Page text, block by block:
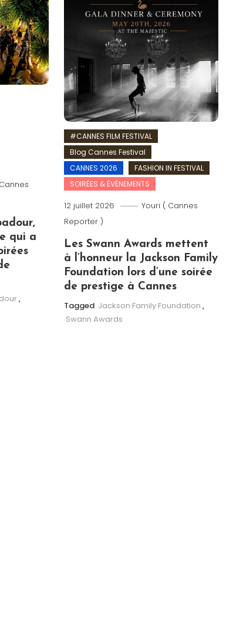
qui a
,
#CANNES FILM FESTIVAL
Blog Cannes Festival
CANNES 2026
FASHION IN FESTIVAL
SOIRÉES & ÉVÉNEMENTS
12 juillet 2026
Youri ( Cannes
Reporter )
Les Swann Awards mettent
à l’honneur la Jackson Family
Foundation lors d’une soirée
de prestige à Cannes
Tagged Jackson Family Foundation ,
Swann Awards